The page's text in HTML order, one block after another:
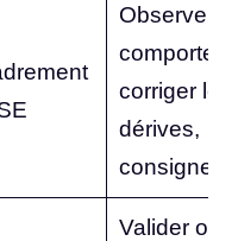
Observer
corriger les
dérives,
consigner
Valider ou